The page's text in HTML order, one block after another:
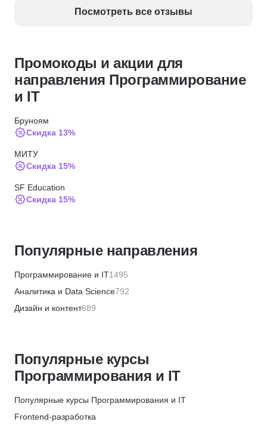
Посмотреть все отзывы
Промокоды и акции для
направления Программирование
и IT
Бруноям
Скидка 13%
МИТУ
Скидка 15%
SF Education
Скидка 15%
МИПО
BABOKSchool
Институт профессиональных квалификаций
Скидка 5%
Скидка 5%
Merion Academy
Популярные направления
Программирование и IT1495
Аналитика и Data Science792
Дизайн и контент689
Финансы и бухгалтерия656
HR и рекрутинг328
Популярные курсы
Программирования и IT
Популярные курсы Программирования и IT
Frontend-разработка